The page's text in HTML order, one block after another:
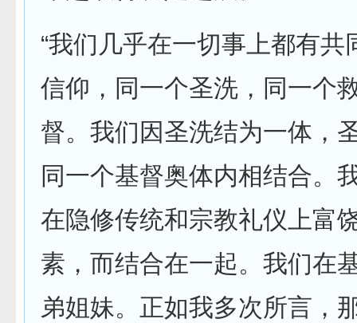
“我们几乎在一切事上都有共
信仰，同一个圣洗，同一个
督。我们因圣洗结为一体，
同一个基督奥体内相结合。
在隐修传统和宗教礼仪上富
素，而结合在一起。我们在
弟姐妹。正如我多次所言，